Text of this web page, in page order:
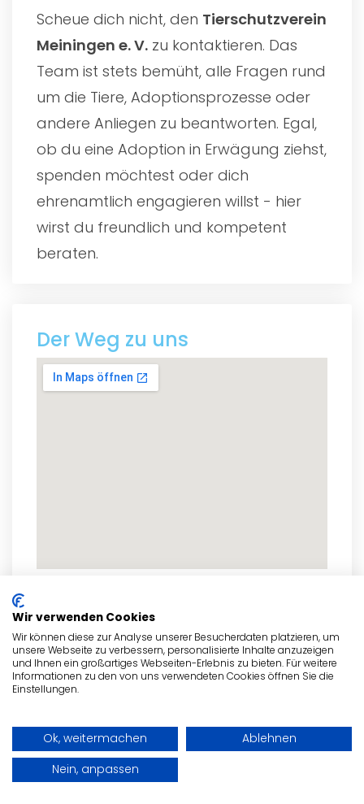
Scheue dich nicht, den Tierschutzverein
Meiningen e. V. zu kontaktieren. Das
Team ist stets bemüht, alle Fragen rund
um die Tiere, Adoptionsprozesse oder
andere Anliegen zu beantworten. Egal,
ob du eine Adoption in Erwägung ziehst,
spenden möchtest oder dich
ehrenamtlich engagieren willst - hier
wirst du freundlich und kompetent
beraten.
Der Weg zu uns
Wir verwenden Cookies
Wir können diese zur Analyse unserer Besucherdaten platzieren, um
unsere Webseite zu verbessern, personalisierte Inhalte anzuzeigen
und Ihnen ein großartiges Webseiten-Erlebnis zu bieten. Für weitere
Informationen zu den von uns verwendeten Cookies öffnen Sie die
Einstellungen.
Ok, weitermachen
Ablehnen
Nein, anpassen